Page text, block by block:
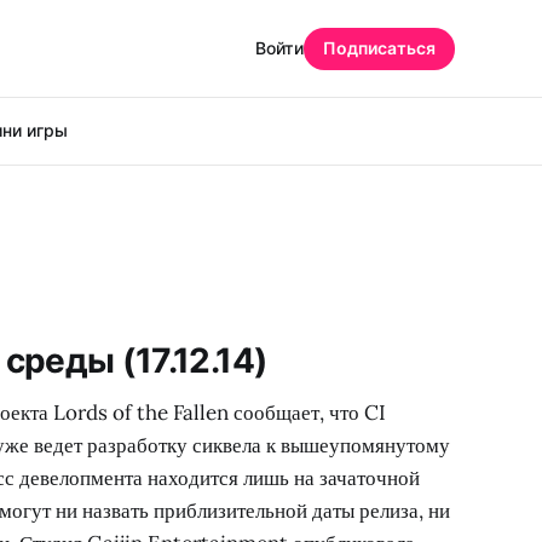
игры
Войти Подписаться
(17.12.14)
Lords of the Fallen сообщает, что CI
ведет разработку сиквела к вышеупомянутому
девелопмента находится лишь на зачаточной
ни назвать приблизительной даты релиза, ни